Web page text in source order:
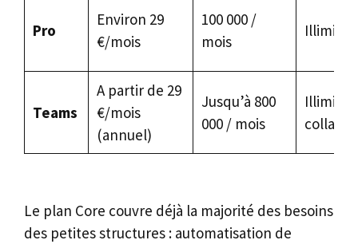
Pro
Environ 29
€/mois
100 000 /
mois
Illimités
Teams
A partir de 29
€/mois
(annuel)
Jusqu’à 800
000 / mois
Illimités
Le plan Core couvre déjà la majorité des besoins
des petites structures : automatisation de